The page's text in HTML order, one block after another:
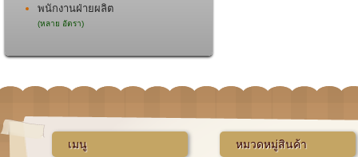
พนักงานฝ่ายผลิต
(หลาย อัตรา)
เมนู หมวดหมู่สินค้า